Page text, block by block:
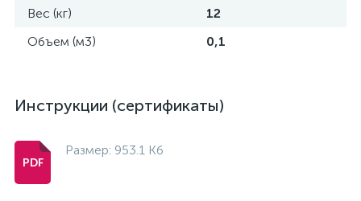
Вес (кг)
12
Объем (м3)
0,1
Инструкции (сертификаты)
Размер: 953.1 Кб